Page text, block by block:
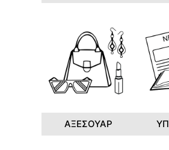
ΑΞΕΣΟΥΑΡ